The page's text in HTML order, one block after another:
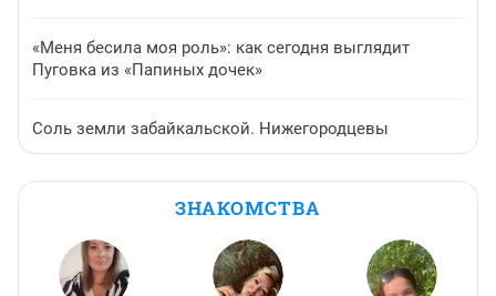
«Меня бесила моя роль»: как сегодня выглядит
Пуговка из «Папиных дочек»
Соль земли забайкальской. Нижегородцевы
ЗНАКОМСТВА